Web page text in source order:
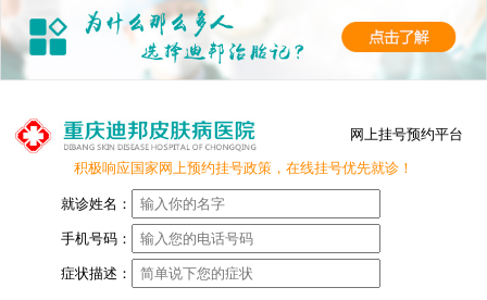
网上挂号预约平台
积极响应国家网上预约挂号政策，在线挂号优先就诊！
就诊姓名：
手机号码：
症状描述：